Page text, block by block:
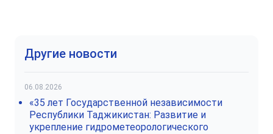
Другие новости
06.08.2026
«35 лет Государственной независимости
Республики Таджикистан: Развитие и
укрепление гидрометеорологического